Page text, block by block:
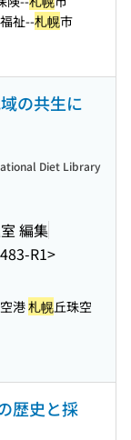
祉--札幌市
の共生に
編集
R1>
Diet Library
港札幌丘珠空
歴史と採